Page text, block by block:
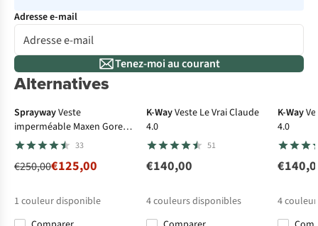
Adresse e-mail
Tenez-moi au courant
Alternatives
-50% Gore-Tex
SpraywayVeste
imperméable Maxen Gore-
Tex Jacket
33
€250,00€125,00
1 couleur disponible
K-WayVeste Le Vrai Claude
4.0
51
€140,00
4couleurs disponibles
K-Way
4.0
4